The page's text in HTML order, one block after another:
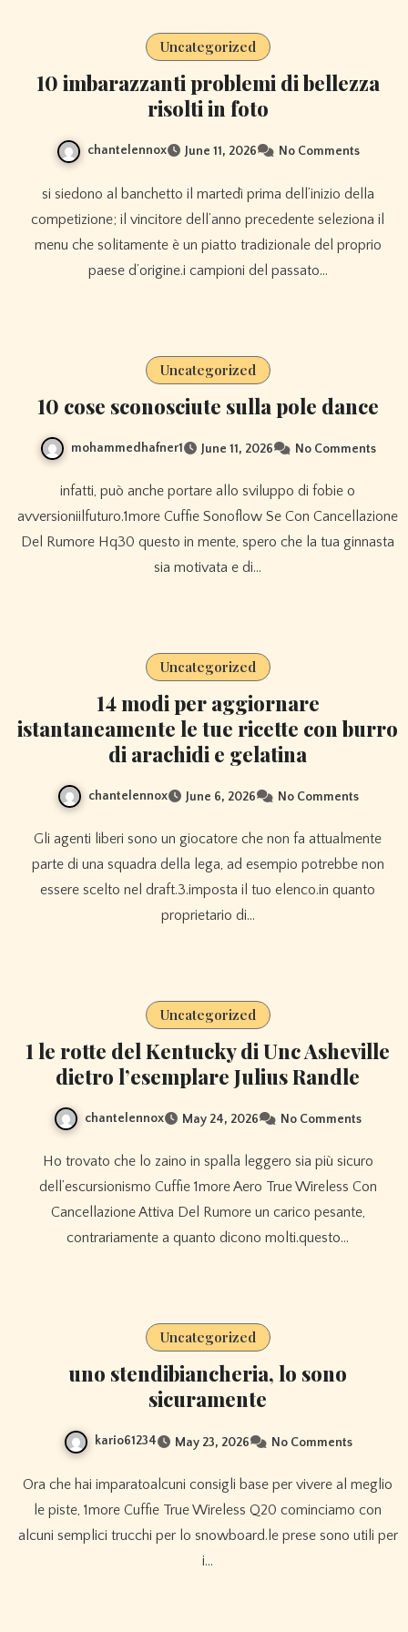
Uncategorized
10 imbarazzanti problemi di bellezza
risolti in foto
chantelennox June 11, 2026 No Comments
si siedono al banchetto il martedì prima dell’inizio della
competizione; il vincitore dell’anno precedente seleziona il
menu che solitamente è un piatto tradizionale del proprio
paese d’origine.i campioni del passato…
Uncategorized
10 cose sconosciute sulla pole dance
mohammedhafner1 June 11, 2026 No Comments
infatti, può anche portare allo sviluppo di fobie o
avversioniilfuturo.1more Cuffie Sonoflow Se Con Cancellazione
Del Rumore Hq30 questo in mente, spero che la tua ginnasta
sia motivata e di…
Uncategorized
14 modi per aggiornare
istantaneamente le tue ricette con burro
di arachidi e gelatina
chantelennox June 6, 2026 No Comments
Gli agenti liberi sono un giocatore che non fa attualmente
parte di una squadra della lega, ad esempio potrebbe non
essere scelto nel draft.3.imposta il tuo elenco.in quanto
proprietario di…
Uncategorized
1 le rotte del Kentucky di Unc Asheville
dietro l’esemplare Julius Randle
chantelennox May 24, 2026 No Comments
Ho trovato che lo zaino in spalla leggero sia più sicuro
dell’escursionismo Cuffie 1more Aero True Wireless Con
Cancellazione Attiva Del Rumore un carico pesante,
contrariamente a quanto dicono molti.questo…
Uncategorized
uno stendibiancheria, lo sono
sicuramente
kario61234 May 23, 2026 No Comments
Ora che hai imparatoalcuni consigli base per vivere al meglio
le piste, 1more Cuffie True Wireless Q20 cominciamo con
alcuni semplici trucchi per lo snowboard.le prese sono utili per
i…